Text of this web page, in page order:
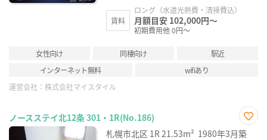
賃料
ロング（水道光熱費・清掃費込）
月額目安 102,000円～
初期費用他 0円～
女性向け 同棲向け
駅近
インターネット無料
wifiあり
運営会社： 株式会社マイスタイル
ノースステイ北12条 301・1R(No.186)
お気
札幌市北区 1R21.53m² 1980年3月築